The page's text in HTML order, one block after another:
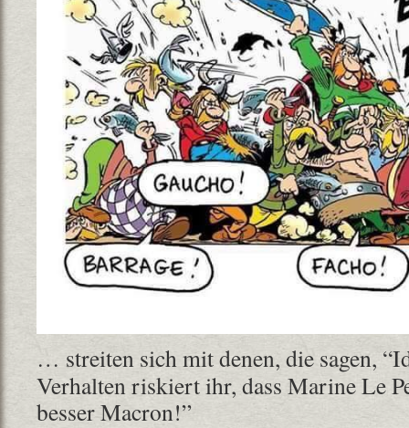
… streiten sich mit denen, die sagen,
Verhalten riskiert ihr, dass Marine Le
besser Macron!”